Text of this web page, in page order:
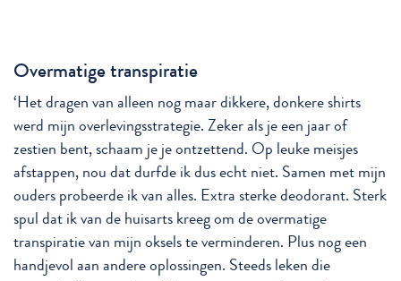
Overmatige transpiratie
‘Het dragen van alleen nog maar dikkere, donkere shirts
werd mijn overlevingsstrategie. Zeker als je een jaar of
zestien bent, schaam je je ontzettend. Op leuke meisjes
afstappen, nou dat durfde ik dus echt niet. Samen met mijn
ouders probeerde ik van alles. Extra sterke deodorant. Sterk
spul dat ik van de huisarts kreeg om de overmatige
transpiratie van mijn oksels te verminderen. Plus nog een
handjevol aan andere oplossingen. Steeds leken die